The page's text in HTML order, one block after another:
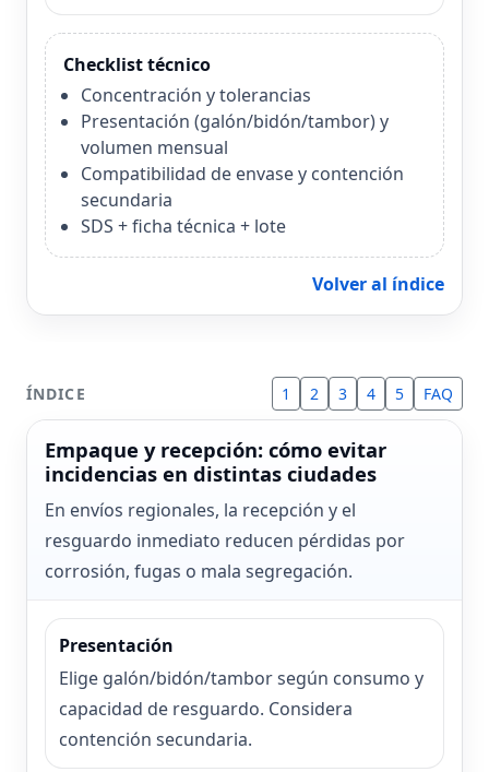
Checklist técnico
Concentración y tolerancias
Presentación (galón/bidón/tambor) y
volumen mensual
Compatibilidad de envase y contención
secundaria
SDS + ficha técnica + lote
Volver al índice
ÍNDICE 1 2 3 4 5 FAQ
Empaque y recepción: cómo evitar
incidencias en distintas ciudades
En envíos regionales, la recepción y el
resguardo inmediato reducen pérdidas por
corrosión, fugas o mala segregación.
Presentación
Elige galón/bidón/tambor según consumo y
capacidad de resguardo. Considera
contención secundaria.